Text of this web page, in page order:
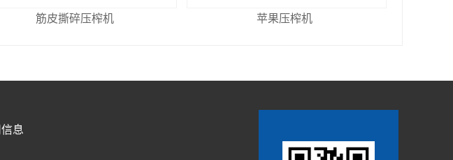
筋皮撕碎压榨机 苹果压榨机
息